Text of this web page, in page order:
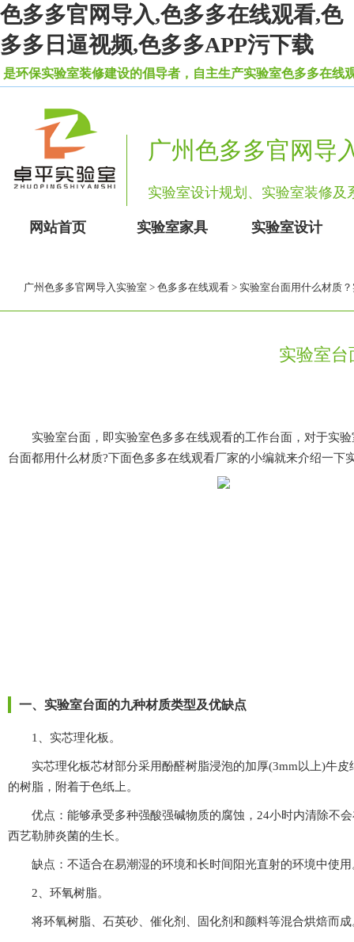
色多多官网导入,色多多在线观看,色
多多日逼视频,色多多APP污下载
验室装修建设的倡导者，自主生产实验室色多多在线观看
广州色多多官网导
实验室设计规划、实验室装修
网站首页 实验室家具 实验室设计
广州色多多官网导入实验室 > 色多多在线观看 > 实验室台面用什么材质
实验室台
实验室台面，即实验室色多多在线观看的工作台面，对于实验
台面都用什么材质?下面色多多在线观看厂家的小编就来介绍一下实
一、实验室台面的九种材质类型及优缺点
1、实芯理化板。
实芯理化板芯材部分采用酚醛树脂浸泡的加厚(3mm以上)牛皮
的树脂，附着于色纸上。
优点：能够承受多种强酸强碱物质的腐蚀，24小时内清除不会在板
西艺勒肺炎菌的生长。
缺点：不适合在易潮湿的环境和长时间阳光直射的环境中使用
2、环氧树脂。
将环氧树脂、石英砂、催化剂、固化剂和颜料等混合烘焙而成